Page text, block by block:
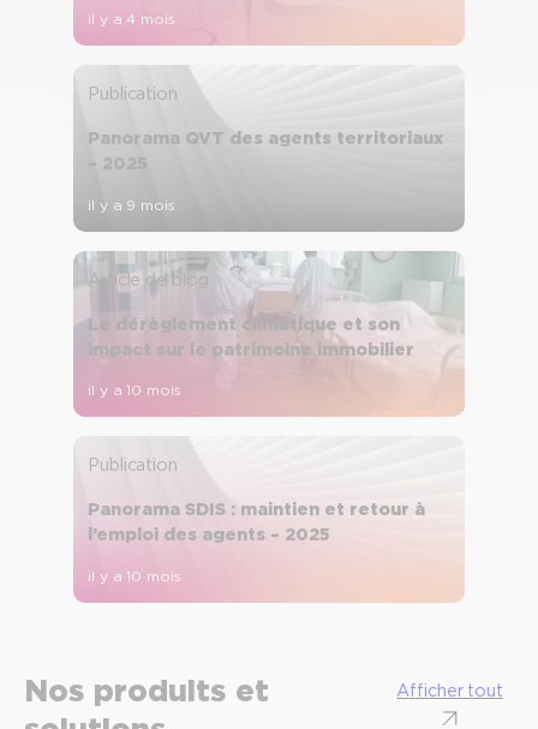
il y a 4 mois
Publication
Panorama QVT des agents territoriaux
– 2025
il y a 9 mois
Article de blog
Le dérèglement climatique et son
impact sur le patrimoine immobilier
il y a 10 mois
Publication
Panorama SDIS : maintien et retour à
l’emploi des agents – 2025
il y a 10 mois
Nos produits et
Afficher tout